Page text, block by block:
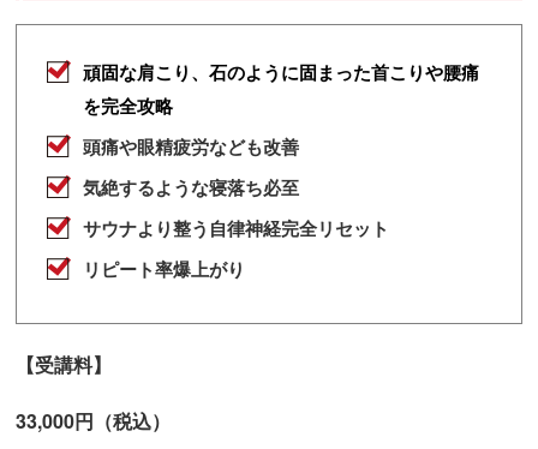
頑固な肩こり、石のように固まった首こりや腰痛
を完全攻略
頭痛や眼精疲労なども改善
気絶するような寝落ち必至
サウナより整う自律神経完全リセット
リピート率爆上がり
【受講料】
33,000円（税込）